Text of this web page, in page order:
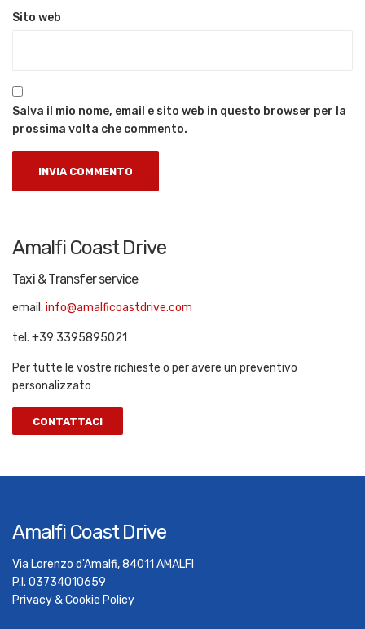
Sito web
Salva il mio nome, email e sito web in questo browser per la
prossima volta che commento.
Amalfi Coast Drive
Taxi & Transfer service
email: info@amalficoastdrive.com
tel. +39 3395895021
Per tutte le vostre richieste o per avere un preventivo
personalizzato
CONTATTACI
Amalfi Coast Drive
Via Lorenzo d'Amalfi, 84011 AMALFI
P.I. 03734010659
Privacy & Cookie Policy